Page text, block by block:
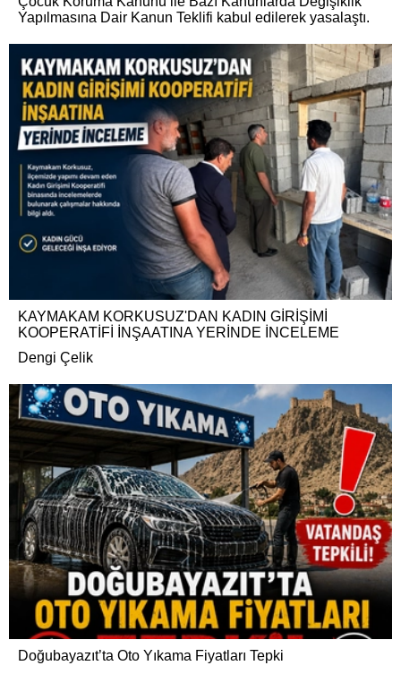
Yapılmasına Dair Kanun Teklifi kabul edilerek yasalaştı.
KAYMAKAM KORKUSUZ'DAN KADIN GİRİŞİMİ
KOOPERATİFİ İNŞAATINA YERİNDE İNCELEME
Dengi Çelik
Doğubayazıt’ta Oto Yıkama Fiyatları Tepki